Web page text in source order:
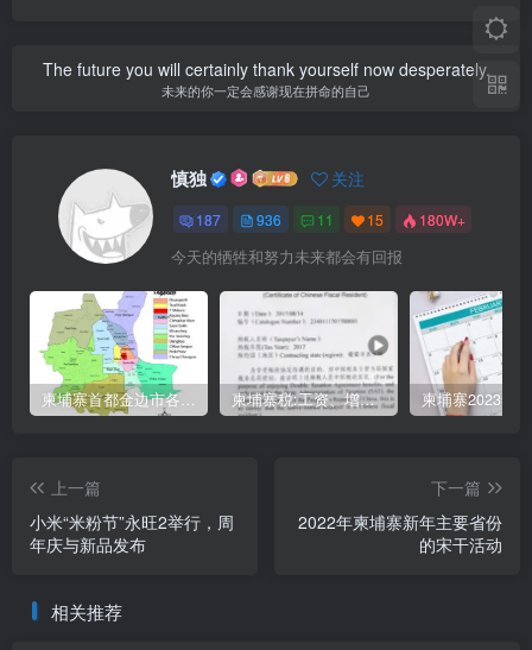
The future you will certainly thank yourself now desperately.
未来的你一定会感谢现在拼命的自己
慎独 关注
187 936 11 15 180W+
今天的牺牲和努力未来都会有回报
柬埔寨首都金边市各区与分区名称分布 柬埔寨税:工资、增值、预扣、利润、专利、产业、注册税
上一篇
小米“米粉节”永旺2举行，周
年庆与新品发布
下一篇
2022年柬埔寨新年主要省份
的宋干活动
相关推荐